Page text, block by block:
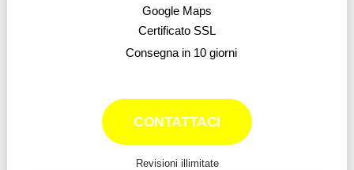
Google Maps
Certificato SSL
Consegna in 10 giorni
CONTATTACI
Revisioni illimitate